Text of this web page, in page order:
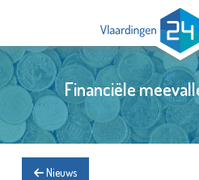
Financiële
Nieuws